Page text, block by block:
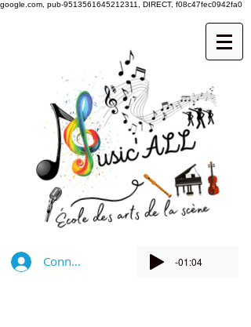
google.com, pub-9513561645212311, DIRECT, f08c47fec0942fa0
Connexion -01:04